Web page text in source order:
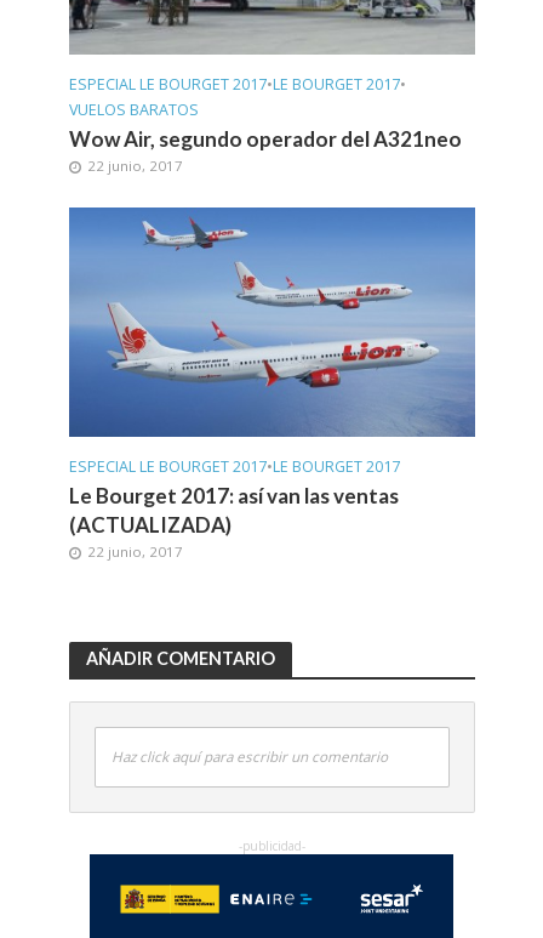
ESPECIAL LE BOURGET 2017•LE BOURGET 2017•
VUELOS BARATOS
Wow Air, segundo operador del A321neo
22 junio, 2017
ESPECIAL LE BOURGET 2017•LE BOURGET 2017
Le Bourget 2017: así van las ventas
(ACTUALIZADA)
22 junio, 2017
AÑADIR COMENTARIO
Haz click aquí para escribir un comentario